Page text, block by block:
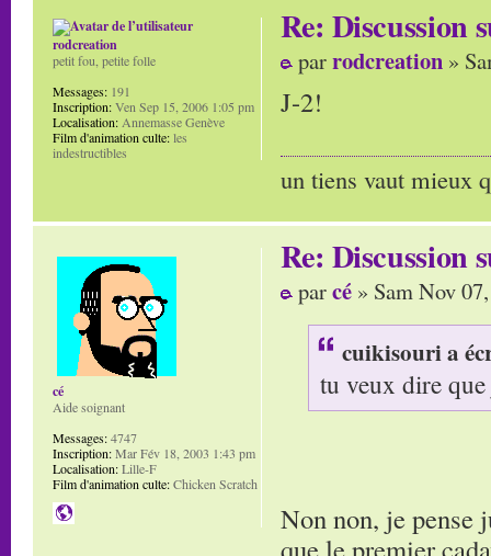
Re: Discussion
parrodcreation »
J-2!
un tiens vaut mieux
rodcreation
petit fou, petite folle
Messages: 191
Inscription:Ven Sep 15, 2006 1:05 pm
Localisation: Annemasse Genève
Film d'animation culte:les
indestructibles
Re: Discussion
parcé » Sam Nov
cuikisouri a
tu veux dire
Non non, je pense
cé
Aide soignant
Messages:4747
Inscription:Mar Fév 18, 2003 1:43 pm
Localisation:Lille-F
Film d'animation culte:Chicken Scratch